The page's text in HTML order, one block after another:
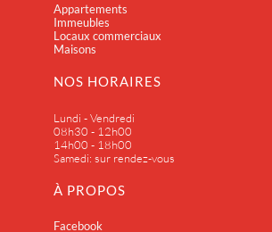
Appartements
Immeubles
Locaux commerciaux
Maisons
NOS HORAIRES
Lundi - Vendredi
08h30 - 12h00
14h00 - 18h00
Samedi: sur rendez-vous
À PROPOS
Facebook